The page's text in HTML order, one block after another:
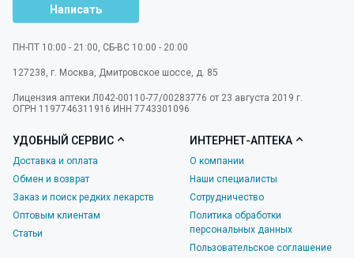
Написать
ПН-ПТ 10:00 - 21:00, СБ-ВС 10:00 - 20:00
127238 г. Москва Дмитровское шоссе, д. 85
Лицензия аптеки Л042-00110-77/00283776 от 23 августа 2019 г.
ОГРН 1197746311916 ИНН 7743301096
УДОБНЫЙ СЕРВИС
Доставка и оплата
Обмен и возврат
Заказ и поиск редких лекарств
Оптовым клиентам
Статьи
ИНТЕРНЕТ-АПТЕКА
О компании
Наши специалисты
Сотрудничество
Политика обработки
персональных данных
Пользовательское соглашение